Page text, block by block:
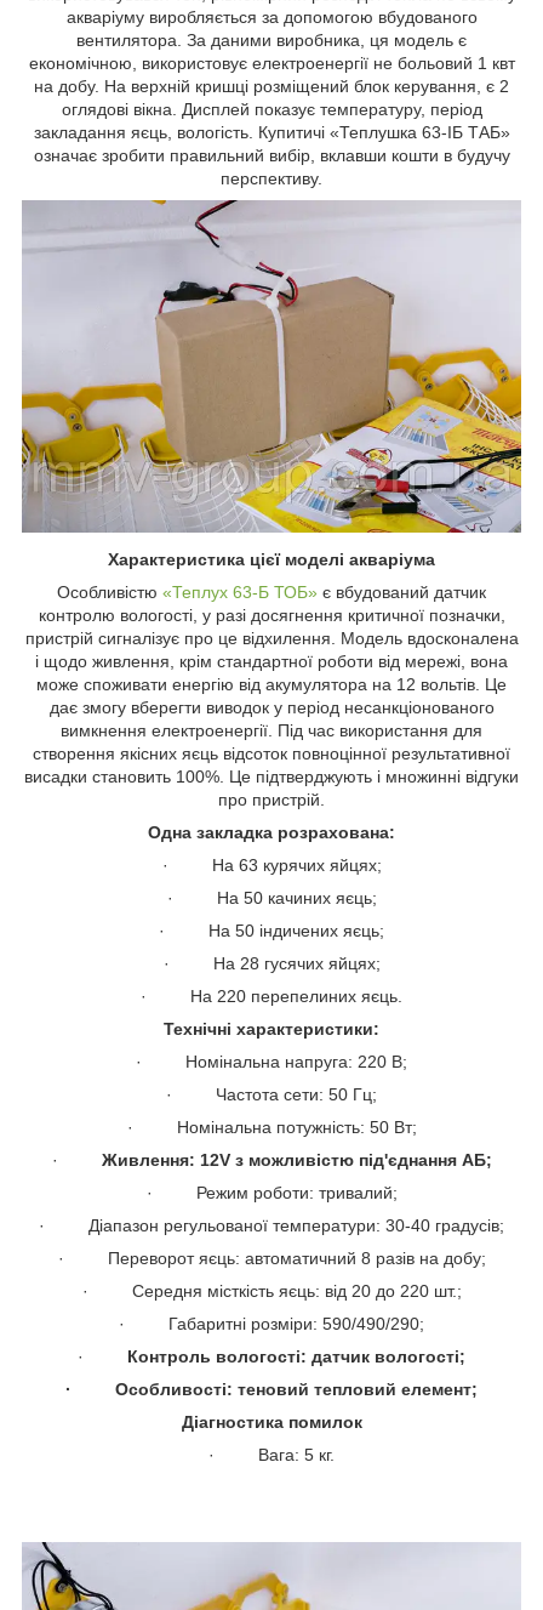
акваріуму виробляється за допомогою вбудованого
вентилятора. За даними виробника, ця модель є
економічною, використовує електроенергії не больовий 1 квт
на добу. На верхній кришці розміщений блок керування, є 2
оглядові вікна. Дисплей показує температуру, період
закладання яєць, вологість. Купитичі «Теплушка 63-ІБ ТАБ»
означає зробити правильний вибір, вклавши кошти в будучу
перспективу.
Характеристика цієї моделі акваріума
Особливістю «Теплух 63-Б ТОБ» є вбудований датчик
контролю вологості, у разі досягнення критичної позначки,
пристрій сигналізує про це відхилення. Модель вдосконалена
і щодо живлення, крім стандартної роботи від мережі, вона
може споживати енергію від акумулятора на 12 вольтів. Це
дає змогу вберегти виводок у період несанкціонованого
вимкнення електроенергії. Під час використання для
створення якісних яєць відсоток повноцінної результативної
висадки становить 100%. Це підтверджують і множинні відгуки
про пристрій.
Одна закладка розрахована:
· На 63 курячих яйцях;
· На 50 качиних яєць;
· На 50 індичених яєць;
· На 28 гусячих яйцях;
· На 220 перепелиних яєць.
Технічні характеристики:
· Номінальна напруга: 220 В;
· Частота сети: 50 Гц;
· Номінальна потужність: 50 Вт;
·
Живлення: 12V з можливістю під'єднання АБ;
· Режим роботи: тривалий;
· Діапазон регульованої температури: 30-40 градусів;
· Переворот яєць: автоматичний 8 разів на добу;
· Середня місткість яєць: від 20 до 220 шт.;
· Габаритні розміри: 590/490/290;
·
Контроль вологості: датчик вологості;
· Особливості: теновий тепловий елемент;
Діагностика помилок
· Вага: 5 кг.